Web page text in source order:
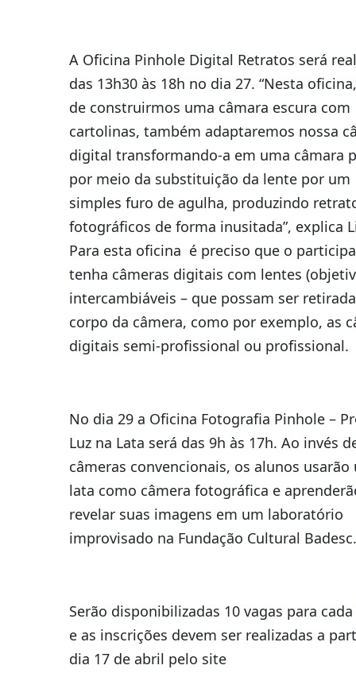
A Oficina Pinhole Digital Retratos será
das 13h30 às 18h no dia 27. “Nesta
de construirmos uma câmara escura com
cartolinas, também adaptaremos nossa
digital transformando-a em uma câmara
por meio da substituição da lente por um
simples furo de agulha, produzindo
fotográficos de forma inusitada”, explica
Para esta oficina é preciso que o
tenha câmeras digitais com lentes
intercambiáveis – que possam ser
corpo da câmera, como por exemplo, as
digitais semi-profissional ou profissional.
No dia 29 a Oficina Fotografia Pinhole –
Luz na Lata será das 9h às 17h. Ao invés
câmeras convencionais, os alunos usarão
lata como câmera fotográfica e
revelar suas imagens em um laboratório
improvisado na Fundação Cultural Badesc.
Serão disponibilizadas 10 vagas para
e as inscrições devem ser realizadas a
dia 17 de abril pelo site